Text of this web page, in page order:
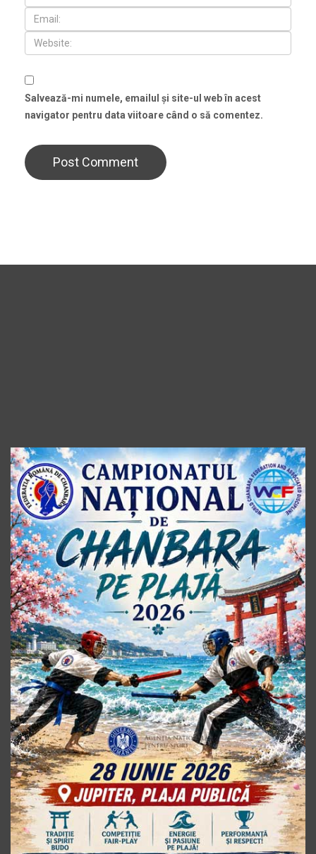
Salvează-mi numele, emailul și site-ul web în acest
navigator pentru data viitoare când o să comentez.